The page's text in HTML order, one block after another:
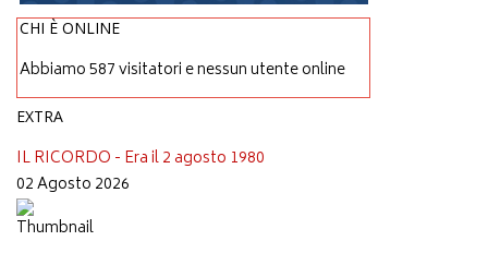
CHI È ONLINE
Abbiamo 587 visitatori e nessun utente online
EXTRA
IL RICORDO - Era il 2 agosto 1980
02 Agosto 2026